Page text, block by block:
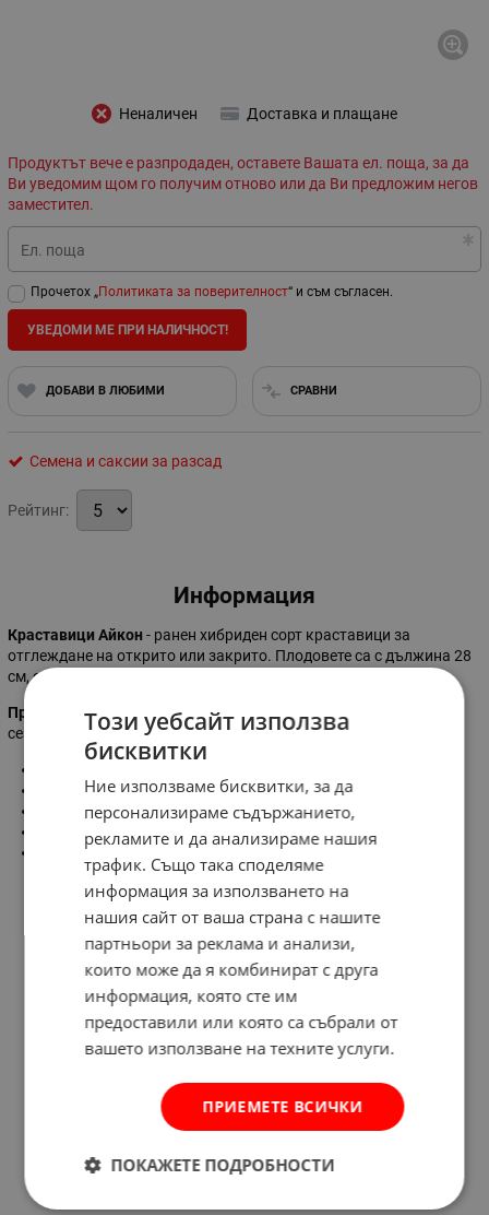
Неналичен Доставка и плащане
Продуктът вече е разпродаден, оставете Вашата ел. поща, за да
Ви уведомим щом го получим отново или да Ви предложим негов
заместител.
Ел. поща
Прочетох „Политиката за поверителност“ и съм съгласен.
УВЕДОМИ МЕ ПРИ НАЛИЧНОСТ!
ДОБАВИ В ЛЮБИМИ СРАВНИ
Семена и саксии за разсад
Рейтинг:
Информация
Краставици Айкон - ранен хибриден сорт краставици за
отглеждане на открито или закрито. Плодовете са с дължина 28
см, среднозелени, с редки брадавички, крехки, с отличен вкус.
Препоръка:подходящ салатен сорт за производство в основен
сезон на открито.
Сеидба на открито:IV - VII
Разсаждане:V - VIII
Добив:
Този уебсайт използва
бисквитки
Ние използваме бисквитки, за да
персонализираме съдържанието,
рекламите и да анализираме нашия
трафик. Също така споделяме
информация за използването на
нашия сайт от ваша страна с нашите
партньори за реклама и анализи,
които може да я комбинират с друга
информация, която сте им
предоставили или която са събрали от
вашето използване на техните услуги.
ПРИЕМЕТЕ ВСИЧКИ
ПОКАЖЕТЕ ПОДРОБНОСТИ